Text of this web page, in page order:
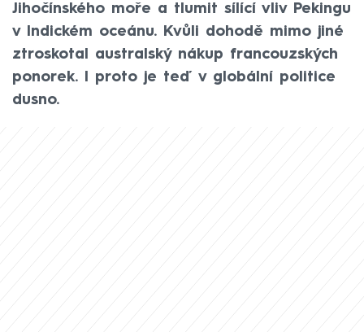
Jihočínského moře a tlumit sílící vliv Pekingu
v Indickém oceánu. Kvůli dohodě mimo jiné
ztroskotal australský nákup francouzských
ponorek. I proto je teď v globální politice
dusno.